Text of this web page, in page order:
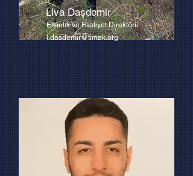
Liva Daşdemir
Etkinlik ve Faaliyet Direktörü
l.dasdemir@timak.org